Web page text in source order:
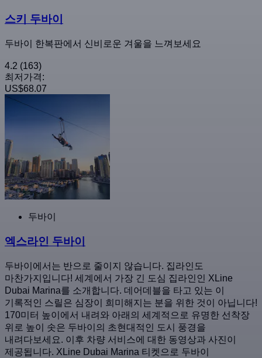
스키 두바이
두바이 한복판에서 신비로운 겨울을 느껴보세요
4.2 (163)
최저가격:
US$68.07
두바이
엑스라인 두바이
두바이에서는 반으로 줄이지 않습니다. 집라인도
마찬가지입니다! 세계에서 가장 긴 도심 집라인인 XLine
Dubai Marina를 소개합니다. 데어데블을 타고 있는 이
기록적인 스릴은 심장이 희미해지는 분을 위한 것이 아닙니다!
170미터 높이에서 내려와 아래의 세계적으로 유명한 선착장
위로 높이 솟은 두바이의 초현대적인 도시 풍경을
내려다보세요. 이후 차량 서비스에 대한 동영상과 사진이
제공됩니다. XLine Dubai Marina 티켓으로 두바이